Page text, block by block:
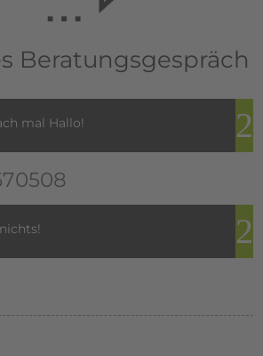
Beratungsgespräch
mal Hallo!